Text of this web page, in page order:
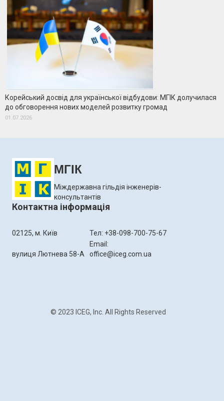
Корейський досвід для української відбудови: МГІК долучилася
до обговорення нових моделей розвитку громад
01.07.2026
МГІК
Міждержавна гільдія інженерів-
консультантів
Контактна інформація
02125, м. Київ
вулиця Лютнева 58-А
Тел: +38-098-700-75-67
Email:
office@iceg.com.ua
© 2023 ICEG, Inc. All Rights Reserved